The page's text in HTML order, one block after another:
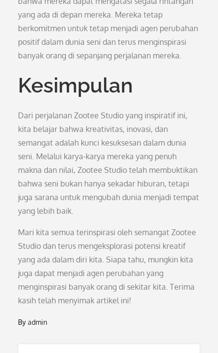
yang ada di depan mereka. Mereka tetap
berkomitmen untuk tetap menjadi agen perubahan
positif dalam dunia seni dan terus menginspirasi
banyak orang di sepanjang perjalanan mereka.
Kesimpulan
Dari perjalanan Zootee Studio yang inspiratif ini,
kita belajar bahwa kreativitas, inovasi, dan
semangat adalah kunci kesuksesan dalam dunia
seni. Melalui karya-karya mereka yang penuh
makna dan nilai, Zootee Studio telah membuktikan
bahwa seni bukan hanya sekadar hiburan, tetapi
juga sarana untuk mengubah dunia menjadi tempat
yang lebih baik.
Mari kita semua terinspirasi oleh semangat Zootee
Studio dan terus mengeksplorasi potensi kreatif
yang ada dalam diri kita. Siapa tahu, mungkin kita
juga dapat menjadi agen perubahan yang
menginspirasi banyak orang di sekitar kita. Terima
kasih telah menyimak artikel ini!
Byadmin